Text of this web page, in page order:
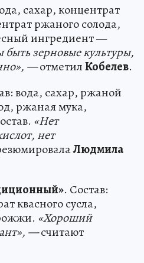
сахар, концентрат
ржаного солода,
ингредиент —
быть зерновые культуры,
—отметилКобелев.
вода, сахар, ржаной
ржаная мука,
«Нет
нет
Людмила
. Состав:
квасного сусла,
«Хороший
—считают